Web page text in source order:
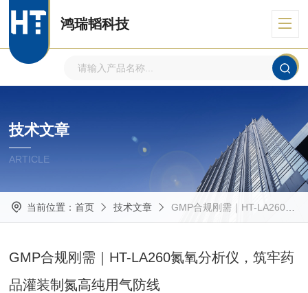
鸿瑞韬科技
技术文章
ARTICLE
当前位置： 首页 技术文章 GMP合规刚需｜HT-LA260氮氧分析仪，筑牢药品灌装制氮高纯用气防线
GMP合规刚需｜HT-LA260氮氧分析仪，筑牢药
品灌装制氮高纯用气防线